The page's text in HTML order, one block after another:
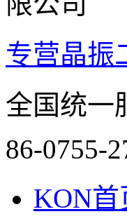
专营晶振
全国统一
86-0755-
KON首